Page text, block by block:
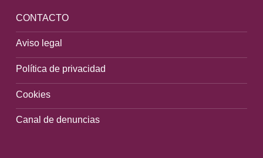
CONTACTO
Aviso legal
Política de privacidad
Cookies
Canal de denuncias